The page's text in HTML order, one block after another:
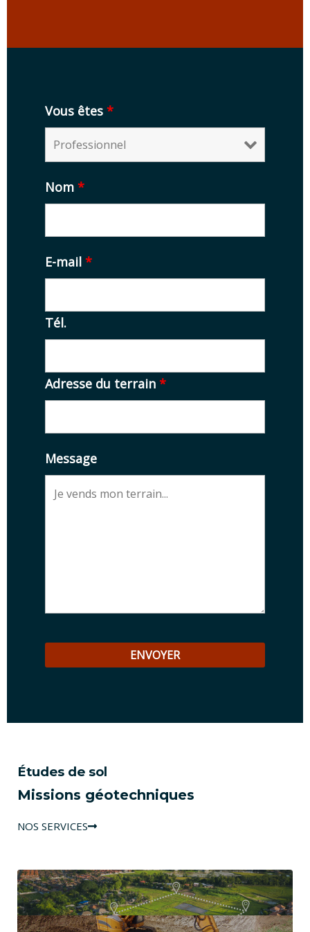
Vous êtes *
Nom *
E-mail *
Tél.
Adresse du terrain *
Message
Études de sol
Missions géotechniques
NOS SERVICES